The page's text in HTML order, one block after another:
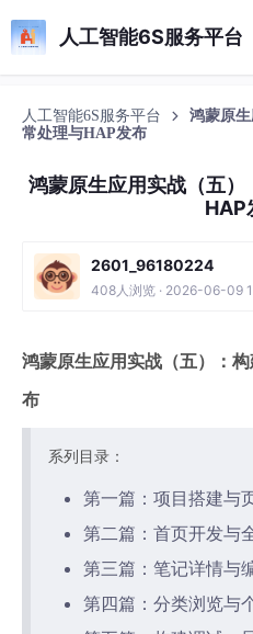
人工智能6S服务平台
人工智能6S服务平台
鸿蒙原
常处理与HAP发布
鸿蒙原生应用实战（五
HAP
2601_96180224
408人浏览 · 2026-06-09
鸿蒙原生应用实战（五）：
布
系列目录：
第一篇：项目搭建与
第二篇：首页开发与
第三篇：笔记详情与
第四篇：分类浏览与